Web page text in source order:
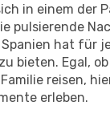
in einem der
pulsierende
hat für
bieten. Egal,
reisen,
erleben.